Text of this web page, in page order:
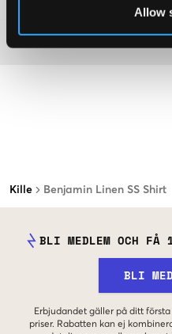
Allow
Kille Benjamin Linen SS Shirt
BLI MEDLEM OCH FÅ
BLI
Erbjudandet gäller på ditt
priser. Rabatten kan ej